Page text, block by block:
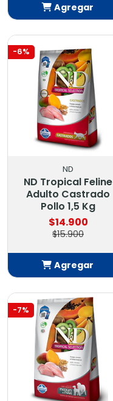
Agregar
-6%
ND
ND Tropical Feline
Adulto Castrado
Pollo 1,5 Kg
$14.900
$15.900
Agregar
Añadido
-7%